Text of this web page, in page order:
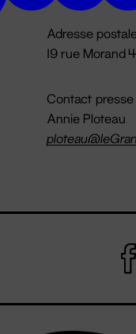
Adresse
19 rue Morand
Contact presse
Annie Ploteau